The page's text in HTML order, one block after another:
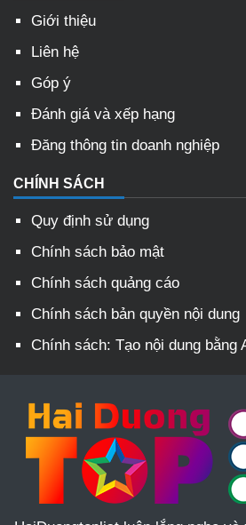
Giới thiệu
Liên hệ
Góp ý
Đánh giá và xếp hạng
Đăng thông tin doanh nghiệp
CHÍNH SÁCH
Quy định sử dụng
Chính sách bảo mật
Chính sách quảng cáo
Chính sách bản quyền nội dung
Chính sách: Tạo nội dung bằng